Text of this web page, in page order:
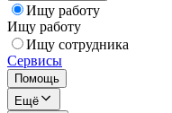
Ищу работу
Ищу работу
Ищу сотрудника
Сервисы
Помощь
Ещё